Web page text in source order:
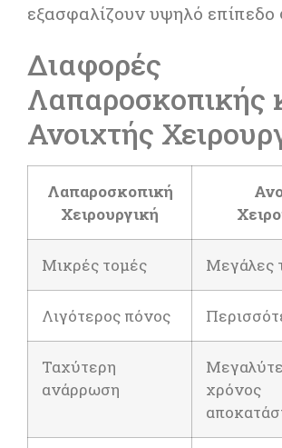
εξασφαλίζουν υψηλό επίπεδο
Διαφορές
Λαπαροσκοπικής
Ανοιχτής
Λαπαροσκοπική
Χειρουργική
Μικρές τομές Μεγάλες
Λιγότερος πόνος
Ταχύτερη
ανάρρωση
χρόνος